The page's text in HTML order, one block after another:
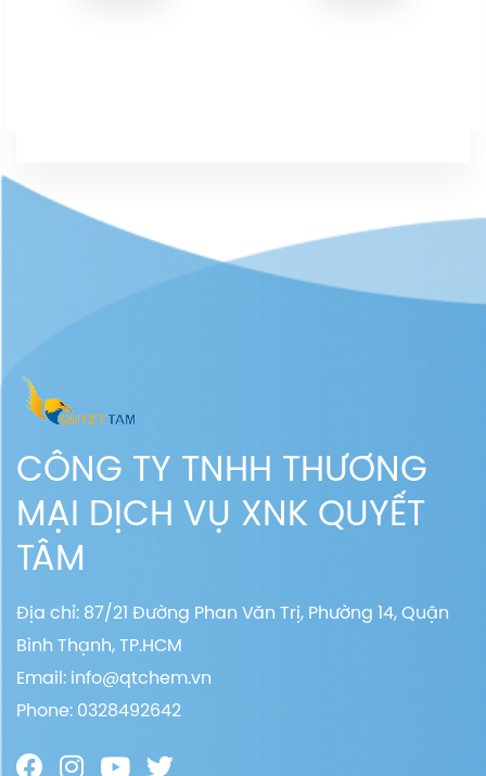
CÔNG TY TNHH THƯƠNG
MẠI DỊCH VỤ XNK QUYẾT
TÂM
Địa chỉ: 87/21 Đường Phan Văn Trị, Phường 14, Quận
Bình Thạnh, TP.HCM
Email: info@qtchem.vn
Phone: 0328492642